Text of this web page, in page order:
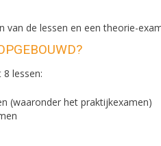
van de lessen en een theorie-
lessen:
(waaronder het praktijkexamen)